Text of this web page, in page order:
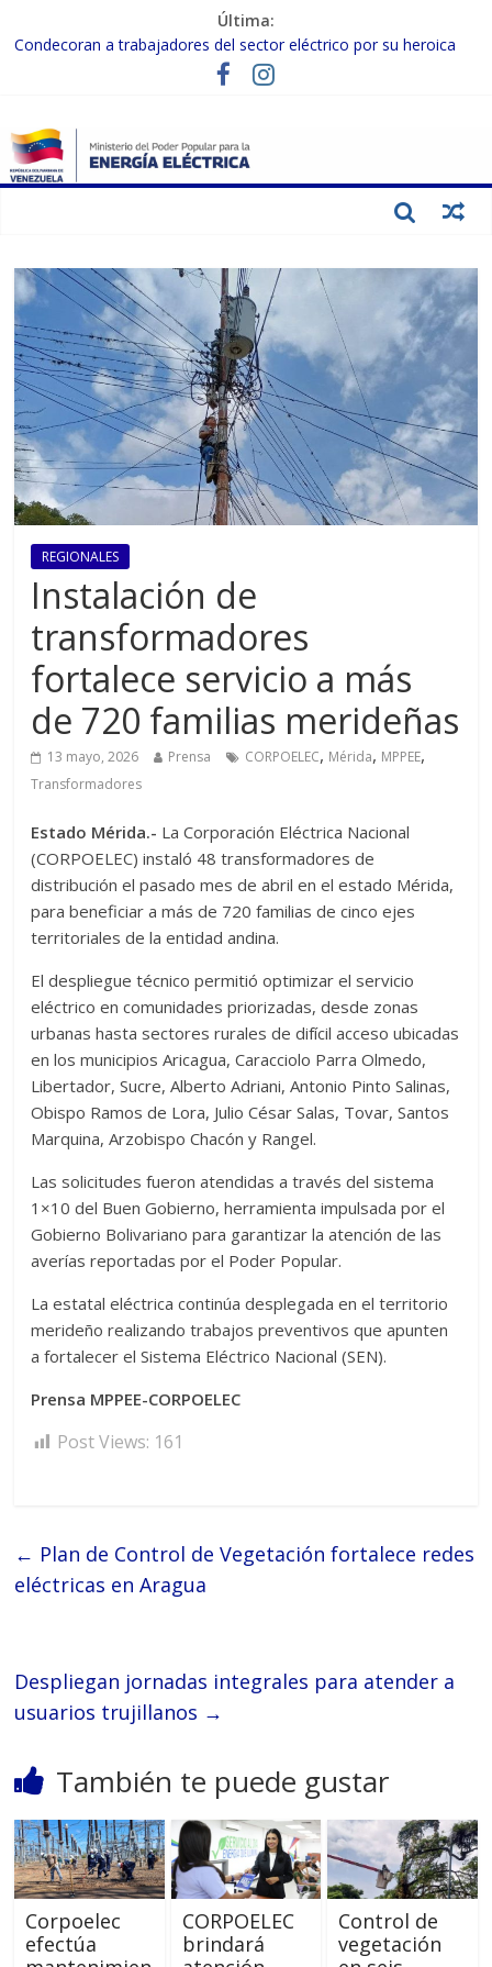
Última:
Condecoran a trabajadores del sector eléctrico por su heroica
labor tras el doble sismo del 24-J
Gobierno Nacional coordina acciones con el sector privado para
Inspeccionan trabajos de rehabilitación en instalaciones del SEN
en Carabobo
Gobierno Nacional activa plan preventivo para fortalecer el SEN
REGIONALES
Instalación de
transformadores
fortalece servicio a más
de 720 familias merideñas
13 mayo, 2026 Prensa CORPOELEC, Mérida, MPPEE,
Transformadores
Estado Mérida.- La Corporación Eléctrica Nacional
(CORPOELEC) instaló 48 transformadores de
distribución el pasado mes de abril en el estado Mérida,
para beneficiar a más de 720 familias de cinco ejes
territoriales de la entidad andina.
El despliegue técnico permitió optimizar el servicio
eléctrico en comunidades priorizadas, desde zonas
urbanas hasta sectores rurales de difícil acceso ubicadas
en los municipios Aricagua, Caracciolo Parra Olmedo,
Libertador, Sucre, Alberto Adriani, Antonio Pinto Salinas,
Obispo Ramos de Lora, Julio César Salas, Tovar, Santos
Marquina, Arzobispo Chacón y Rangel.
Las solicitudes fueron atendidas a través del sistema
1×10 del Buen Gobierno, herramienta impulsada por el
Gobierno Bolivariano para garantizar la atención de las
averías reportadas por el Poder Popular.
La estatal eléctrica continúa desplegada en el territorio
merideño realizando trabajos preventivos que apunten
a fortalecer el Sistema Eléctrico Nacional (SEN).
Prensa MPPEE-CORPOELEC
Post Views: 161
← Plan de Control de Vegetación fortalece redes
eléctricas en Aragua
Despliegan jornadas integrales para atender a
usuarios trujillanos →
También te puede gustar
Corpoelec
efectúa
CORPOELEC
brindará
Control de
vegetación